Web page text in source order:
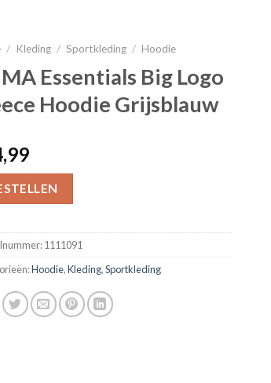
/ Kleding / Sportkleding / Hoodie
Essentials Big Logo
Hoodie Grijsblauw
1111091
Hoodie,Kleding,Sportkleding